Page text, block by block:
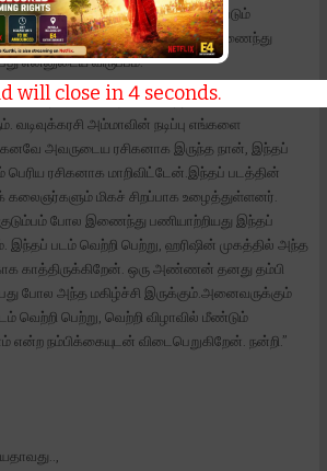
அவர் மிகவும் நம்பிக்கையுடன் செயல்படும்
படங்களிலும் தொடர்ந்து இணைந்து
என்னுடைய விருப்பம்.
யோகி பாபு அண்ணாவும் இணைந்த காட்சிகள்
வடிவுக்கரசி அம்மாவின் நடிப்பு எங்களை
அவருடைய ரசிகனாக இருந்த நான், இந்தப்
பெரிய ரசிகனாக மாறிவிட்டேன்.இந்தப் படத்தின்
மிகச் சிறப்பாக உழைத்துள்ளனர்.
குடும்பம் போல இணைந்து பணியாற்றியது இந்தப்
இந்தப் படம் வெற்றி பெற்று, ஹரிஷின் முகத்தில் அந்த
காத்திருக்கிறேன். ஒரு அண்ணன் தனது தம்பி
போல அந்த மகிழ்ச்சி இருக்கும்.அனைவருக்கும்
வெற்றி பெற்று, வெற்றி விழாவில் மீண்டும்
நம்பிக்கையுடன் விடைபெறுகிறேன். நன்றி.”
will close in3seconds.